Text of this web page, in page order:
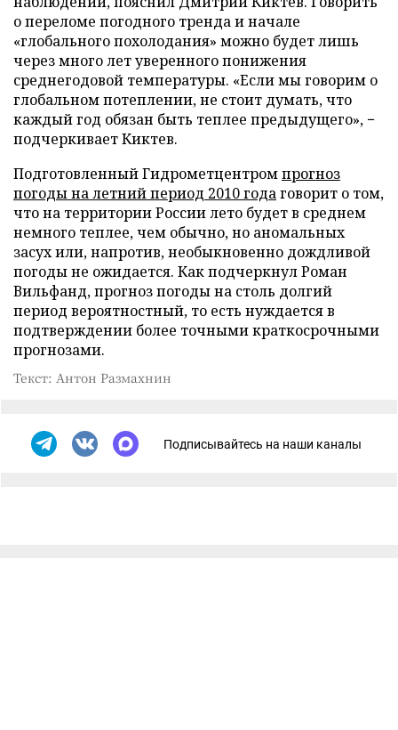
о переломе погодного тренда и начале
«глобального похолодания» можно будет лишь
через много лет уверенного понижения
среднегодовой температуры. «Если мы говорим о
глобальном потеплении, не стоит думать, что
каждый год обязан быть теплее предыдущего», −
подчеркивает Киктев.
Подготовленный Гидрометцентромпрогноз
погоды на летний период 2010 годаговорит о том,
что на территории России лето будет в среднем
немного теплее, чем обычно, но аномальных
засух или, напротив, необыкновенно дождливой
погоды не ожидается. Как подчеркнул Роман
Вильфанд, прогноз погоды на столь долгий
период вероятностный, то есть нуждается в
подтверждении более точными краткосрочными
прогнозами.
Текст: Антон Размахнин
Подписывайтесь на наши каналы